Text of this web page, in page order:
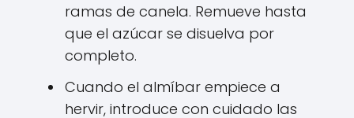
ramas de canela. Remueve hasta
que el azúcar se disuelva por
completo.
Cuando el almíbar empiece a
hervir, introduce con cuidado las